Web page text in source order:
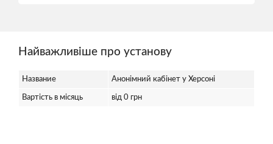
Найважливіше про установу
Название Анонімний кабінет у Херсоні
Вартість в місяць від 0 грн